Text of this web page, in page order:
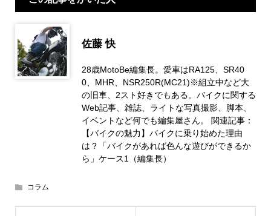
佐藤 快
28歳MotoBe編集長。愛車はRA125、SR40
0、MHR、NSR250R(MC21)※組立中など大
の旧車、2スト好きでもある。バイクに関する
Web記事、雑誌、ライトな写真撮影、脚本、
イベントなど何でも編集屋さん。 関連記事：
【バイクの魅力】バイクに乗り始めた理由
は？「バイクがあれば色んな遊びができるか
ら」ケース1（編集長）
コラム